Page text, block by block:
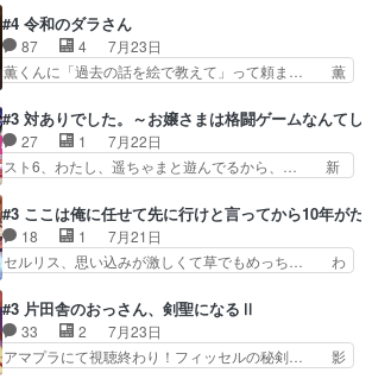
ニメが好きでも大丈夫だよ」… あんな事こんな事
いっぱいさせられちゃうこ… 妹ネコちゃんのバー
ガーにタバコ入ってるの…
こ叡智でセクシー！ミストふっかけて嗅ぎ… あい
かわらず山田さんと田山さんが同一人物… 今さら
だけどずとまよのOP合ってるね。首… 佐々木と
田山さんにロマンスの香りが漂って… 佐々木さん
「ただのヤニ仲間」から「ちゃ… 田山から消臭ミ
ストを戴いてお礼返しをして… からかったつもり
なのに、思いもよらない佐…
#4 令和のダラさん
87 4
7月23日
薫くんに「過去の話を絵で教えて」って頼ま… 薫
シリアス展開になるかと思ったら全然そ… 薫が通
うは応神町立応神北小学校一方、日向… 思ったの
と違う刺客出てきたwwただ関西弁… とエピソー
ドの進みにおどろくけど、気持ち… ①作文の定番
れしてきた。ミステリアスな… 弟くんから昔の話
を絵に描いて！と言われた… 神をも恐れぬ姉弟と
ダラさんのコメディかと…
#3 対ありでした。～お嬢さまは格闘ゲームなんてし
27 1
7月22日
スト6、わたし、遥ちゃまと遊んでるから、… 新
ぁ、こんな都合よく格ゲー女子が集まるか… 規律
違反は許さない人かと負けず嫌いの可愛… 何かに
一生懸命になっている女の子はかわい… 先の一件
で綾と美緒は親しくなる。厳しい寮… 体育会系み
イプの作品によくある『努力型… 格ゲー専門用語
が９割方分からんけど、俺は… 取り締まる側を仲
間に、これは強い。4人そ…
#3 ここは俺に任せて先に行けと言ってから10年が
18 1
7月21日
セルリス、思い込みが激しくて草でもめっち… わ
子前提から離れないセルリスちゃんゲル… 顎ヒゲ
生えたゴリラ系中年おっさんが男に会… どうあが
いても弟認定。ニワトリファイター… ここは俺に
任せて先に行けと言ってから１０… ちょっと奇妙
#3 片田舎のおっさん、剣聖になるⅡ
33 2
7月23日
アマプラにて視聴終わり！フィッセルの秘剣… 影